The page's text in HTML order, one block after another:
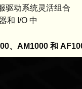
动系统灵活组合
和 I/O 中
、AM1000 和